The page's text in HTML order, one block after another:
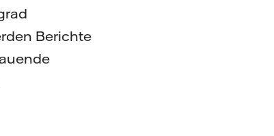
Berichte